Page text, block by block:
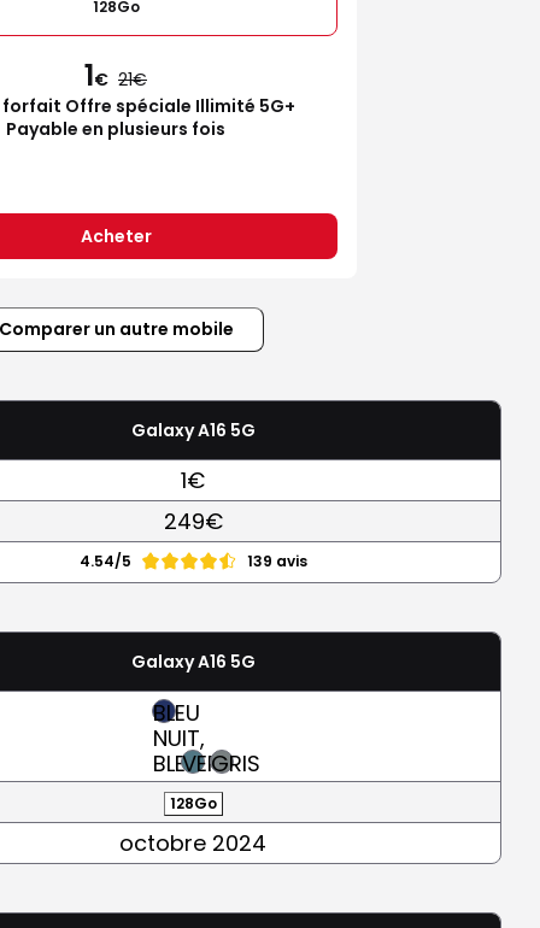
128Go
1€ 21
forfait Offre spéciale Illimité 5G+
Payable en plusieurs fois
Acheter
un autre mobile
Galaxy A16 5G
1€
249€
4.54/5 139 avis
Galaxy A16 5G
BLEU
NUIT,
BLEUVERTGRIS
128Go
octobre 2024